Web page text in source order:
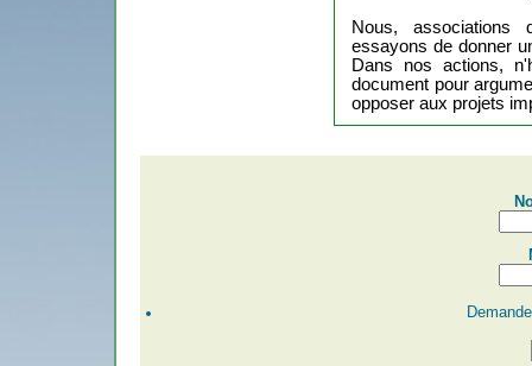
Nous, associations
essayons de donner
Dans nos actions,
document pour
opposer aux projets